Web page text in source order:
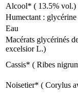
Alcool* ( 13.5% vol.)
Humectant :
Eau
Macérats glycérinés
excelsior L.)
Cassis* ( Ribes
Noisetier* ( Corylus